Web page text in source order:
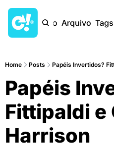
Início Arquivo Tags
Home Posts Papéis Invertidos?
Papéis
Fittipaldi e
Harrison